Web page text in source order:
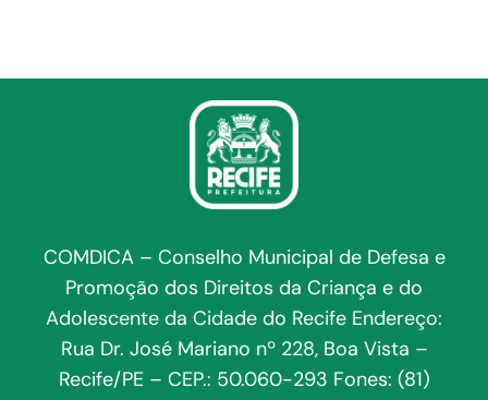
COMDICA – Conselho Municipal de Defesa e
Promoção dos Direitos da Criança e do
Adolescente da Cidade do Recife Endereço:
Rua Dr. José Mariano nº 228, Boa Vista –
Recife/PE – CEP.: 50.060-293 Fones: (81)